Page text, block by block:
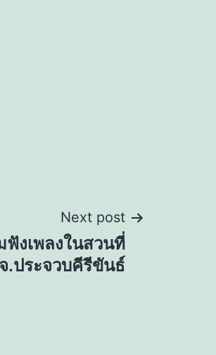
Next post
งเพลงในสวนที่
.ประจวบคีรีขันธ์